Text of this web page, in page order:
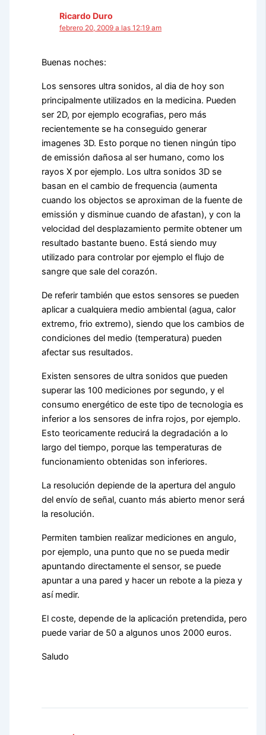
Ricardo Duro
febrero 20, 2009 a las 12:19 am
Buenas noches:
Los sensores ultra sonidos, al dia de hoy son
principalmente utilizados en la medicina. Pueden
ser 2D, por ejemplo ecografias, pero más
recientemente se ha conseguido generar
imagenes 3D. Esto porque no tienen ningún tipo
de emissión dañosa al ser humano, como los
rayos X por ejemplo. Los ultra sonidos 3D se
basan en el cambio de frequencia (aumenta
cuando los objectos se aproximan de la fuente de
emissión y disminue cuando de afastan), y con la
velocidad del desplazamiento permite obtener um
resultado bastante bueno. Está siendo muy
utilizado para controlar por ejemplo el flujo de
sangre que sale del corazón.
De referir también que estos sensores se pueden
aplicar a cualquiera medio ambiental (agua, calor
extremo, frio extremo), siendo que los cambios de
condiciones del medio (temperatura) pueden
afectar sus resultados.
Existen sensores de ultra sonidos que pueden
superar las 100 mediciones por segundo, y el
consumo energético de este tipo de tecnologia es
inferior a los sensores de infra rojos, por ejemplo.
Esto teoricamente reducirá la degradación a lo
largo del tiempo, porque las temperaturas de
funcionamiento obtenidas son inferiores.
La resolución depiende de la apertura del angulo
del envío de señal, cuanto más abierto menor será
la resolución.
Permiten tambien realizar mediciones en angulo,
por ejemplo, una punto que no se pueda medir
apuntando directamente el sensor, se puede
apuntar a una pared y hacer un rebote a la pieza y
así medir.
El coste, depende de la aplicación pretendida, pero
puede variar de 50 a algunos unos 2000 euros.
Saludo